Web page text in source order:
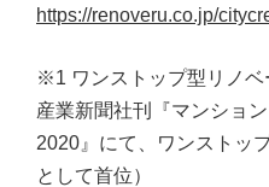
https://renoveru.co.jp/
※1 ワンストップ型リノベ
産業新聞社刊『マンショ
2020』にて、ワンストッ
として首位）